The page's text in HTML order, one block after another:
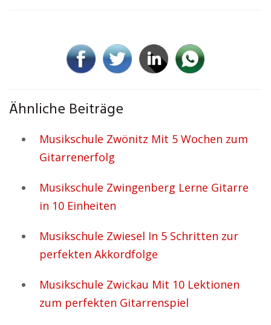
Ähnliche Beiträge
Musikschule Zwönitz Mit 5 Wochen zum
Gitarrenerfolg
Musikschule Zwingenberg Lerne Gitarre
in 10 Einheiten
Musikschule Zwiesel In 5 Schritten zur
perfekten Akkordfolge
Musikschule Zwickau Mit 10 Lektionen
zum perfekten Gitarrenspiel